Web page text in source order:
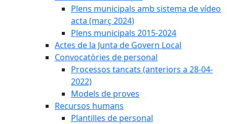
Plens municipals amb sistema de vídeo
acta (març 2024)
Plens municipals 2015-2024
Actes de la Junta de Govern Local
Convocatòries de personal
Processos tancats (anteriors a 28-04-
2022)
Models de proves
Recursos humans
Plantilles de personal